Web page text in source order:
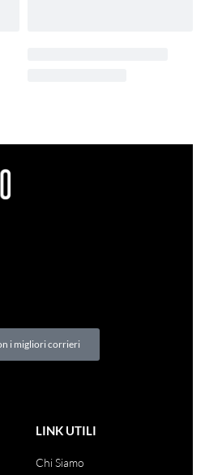
i migliori corrieri
LINK UTILI
Chi Siamo